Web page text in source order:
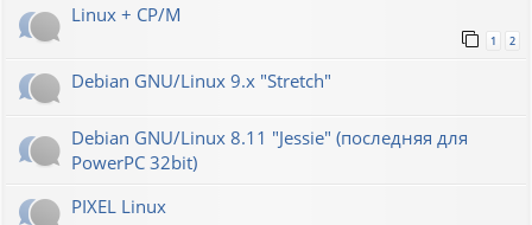
Linux + CP/M
1 2
Debian GNU/Linux 9.x "Stretch"
Debian GNU/Linux 8.11 "Jessie" (последняя для
PowerPC 32bit)
PIXEL Linux